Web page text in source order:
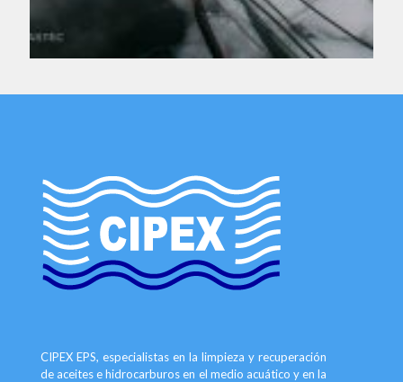
CIPEX EPS, especialistas en la limpieza y recuperación
de aceites e hidrocarburos en el medio acuático y en la